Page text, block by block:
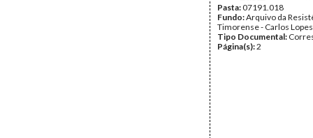
Pasta:07191.018
Fundo:Arquivo da
Timorense - Carlos Lopes
Tipo Documental:
Página(s):2